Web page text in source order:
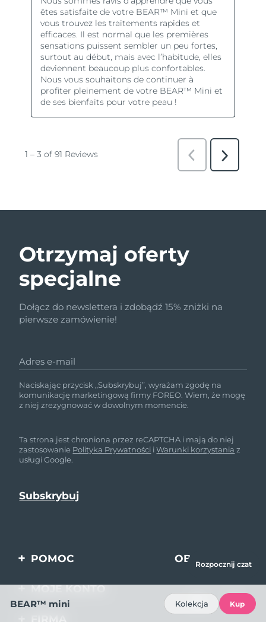
Otrzymaj oferty
specjalne
Dołącz do newslettera i zdobądź 15% zniżki na
pierwsze zamówienie!
Adres e-mail
Naciskając przycisk „Subskrybuj”, wyrażam zgodę na
komunikację marketingową firmy FOREO. Wiem, że mogę
z niej zrezygnować w dowolnym momencie.
Ta strona jest chroniona przez reCAPTCHA i mają do niej
zastosowanie Polityka Prywatności iWarunki korzystania z
usługi Google.
POMOC
Kontakt
Zamówienia & Wysyłka
OBSERWUJ
NAS
MOJE KONTO
Rozpocznij czat
BEAR™ mini Kolekcja Kup